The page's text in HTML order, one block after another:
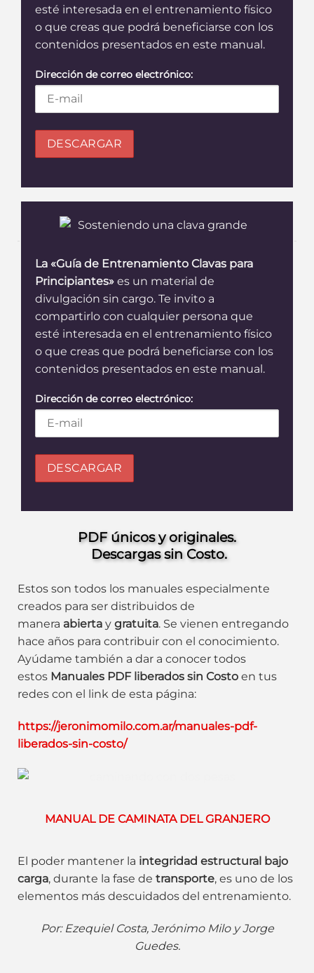
esté interesada en el entrenamiento físico
o que creas que podrá beneficiarse con los
contenidos presentados en este manual.
Dirección de correo electrónico:
La «Guía de Entrenamiento Clavas para
Principiantes» es un material de
divulgación sin cargo. Te invito a
compartirlo con cualquier persona que
esté interesada en el entrenamiento físico
o que creas que podrá beneficiarse con los
contenidos presentados en este manual.
Dirección de correo electrónico:
PDF únicos y originales.
Descargas sin Costo.
Estos son todos los manuales especialmente
creados para ser distribuidos de
manera abierta y gratuita. Se vienen entregando
hace años para contribuir con el conocimiento.
Ayúdame también a dar a conocer todos
estos Manuales PDF liberados sin Costo en tus
redes con el link de esta página:
https://jeronimomilo.com.ar/manuales-pdf-
liberados-sin-costo/
MANUAL DE CAMINATA DEL GRANJERO
El poder mantener la integridad estructural bajo
carga, durante la fase de transporte, es uno de los
elementos más descuidados del entrenamiento.
Por: Ezequiel Costa, Jerónimo Milo y Jorge
Guedes.